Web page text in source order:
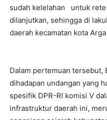
sudah kelelahan untuk
dilanjutkan, sehingga di
daerah kecamatan kota
Dalam pertemuan tersebut,
dihadapan undangan yang
spesifik DPR-RI komisi V
infrastruktur daerah ini,